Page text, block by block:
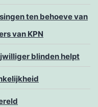
ten behoeve van
van KPN
blinden helpt